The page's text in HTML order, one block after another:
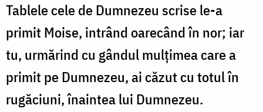
Tablele cele de Dumnezeu scrise le-a
primit Moise, intrând oarecând în nor; iar
tu, urmărind cu gândul mulţimea care a
primit pe Dumnezeu, ai căzut cu totul în
rugăciuni, înaintea lui Dumnezeu.